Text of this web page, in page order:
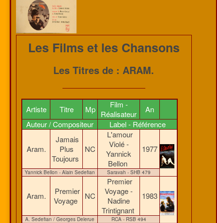
Les Films et les Chansons
Les Titres de : ARAM.
Artiste Titre Mp
Film -
Réalisateur
An
Auteur / Compositeur
Label - Référence
Aram.
Jamais
Plus
Toujours
NC
L'amour
Violé -
Yannick
Bellon
1977
Yannick Bellon - Alain Sedefian Saravah - SHB 479
Aram.
Premier
Voyage
NC
Premier
Voyage -
Nadine
Trintignant
1983
A. Sedefian / Georges Delerue RCA - RSB 494